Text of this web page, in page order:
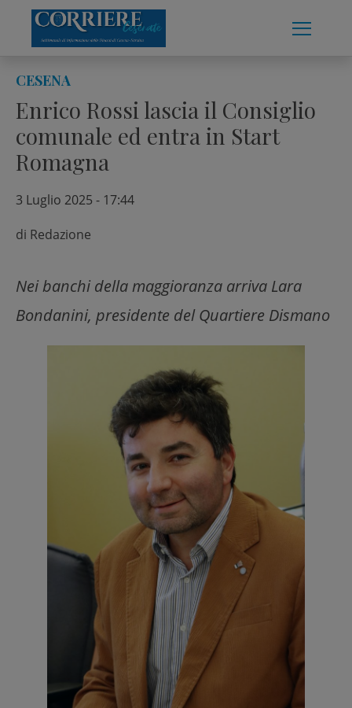
content
CESENA
Enrico Rossi lascia il Consiglio
comunale ed entra in Start
Romagna
3 Luglio 2025 - 17:44
di Redazione
Nei banchi della maggioranza arriva Lara
Bondanini, presidente del Quartiere Dismano